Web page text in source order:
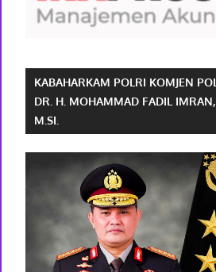
KABAHARKAM POLRI KOMJEN POL.
DR. H. MOHAMMAD FADIL IMRAN,
M.SI.